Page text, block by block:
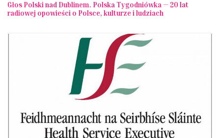
Głos Polski nad Dublinem. Polska Tygodniówka — 20 lat
radiowej opowieści o Polsce, kulturze i ludziach